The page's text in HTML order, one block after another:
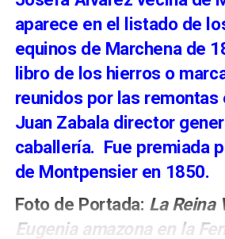
aparece en el listado de
equinos de Marchena de
libro de los hierros o
reunidos por las
Juan Zabala director
caballería. Fue premiada
de Montpensier en 1850.
Foto de Portada: La Reina
Eugenia amazona en la